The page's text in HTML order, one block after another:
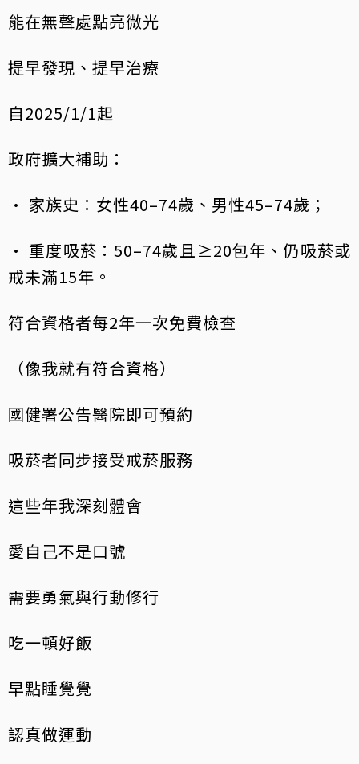
能在無聲處點亮微光
提早發現、提早治療
自2025/1/1起
政府擴大補助：
• 家族史：女性40–74歲、男性45–74歲；
• 重度吸菸：50–74歲且≥20包年、仍吸菸或
戒未滿15年。
符合資格者每2年一次免費檢查
（像我就有符合資格）
國健署公告醫院即可預約
吸菸者同步接受戒菸服務
這些年我深刻體會
愛自己不是口號
需要勇氣與行動修行
吃一頓好飯
早點睡覺覺
認真做運動